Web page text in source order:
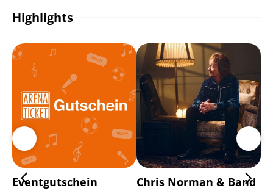
Highlights
Eventgutschein Chris Norman & Band